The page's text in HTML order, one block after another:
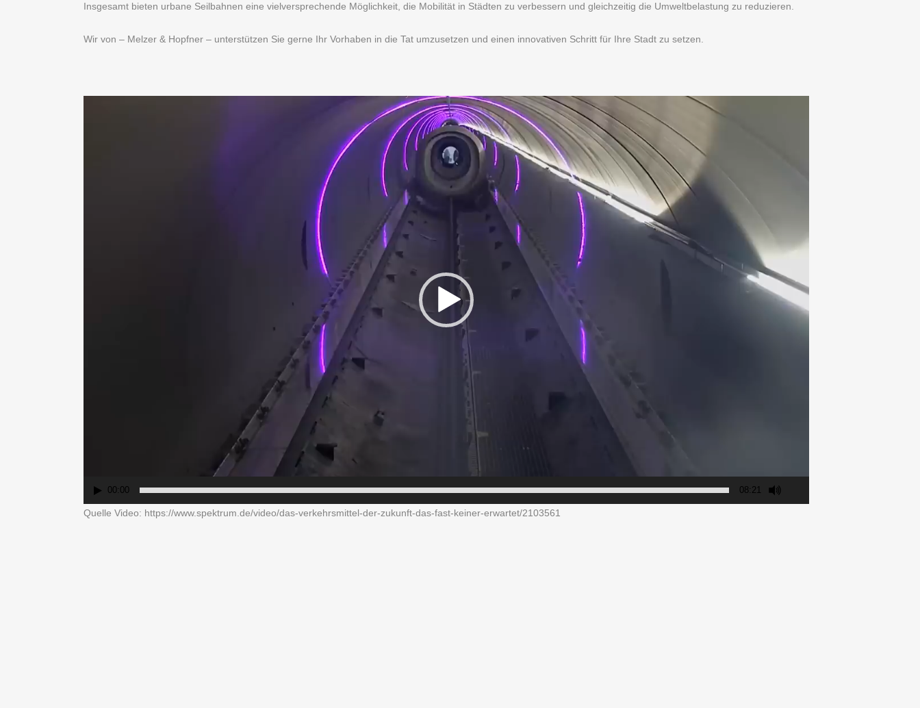
Insgesamt bieten urbane Seilbahnen eine vielversprechende Möglichkeit, die Mobilität in Städten zu verbessern und gleichzeitig die Umweltbelastung zu reduzieren.
Wir von – Melzer & Hopfner – unterstützen Sie gerne Ihr Vorhaben in die Tat umzusetzen und einen innovativen Schritt für Ihre Stadt zu setzen.
00:00 08:21
Quelle Video: https://www.spektrum.de/video/das-verkehrsmittel-der-zukunft-das-fast-keiner-erwartet/2103561